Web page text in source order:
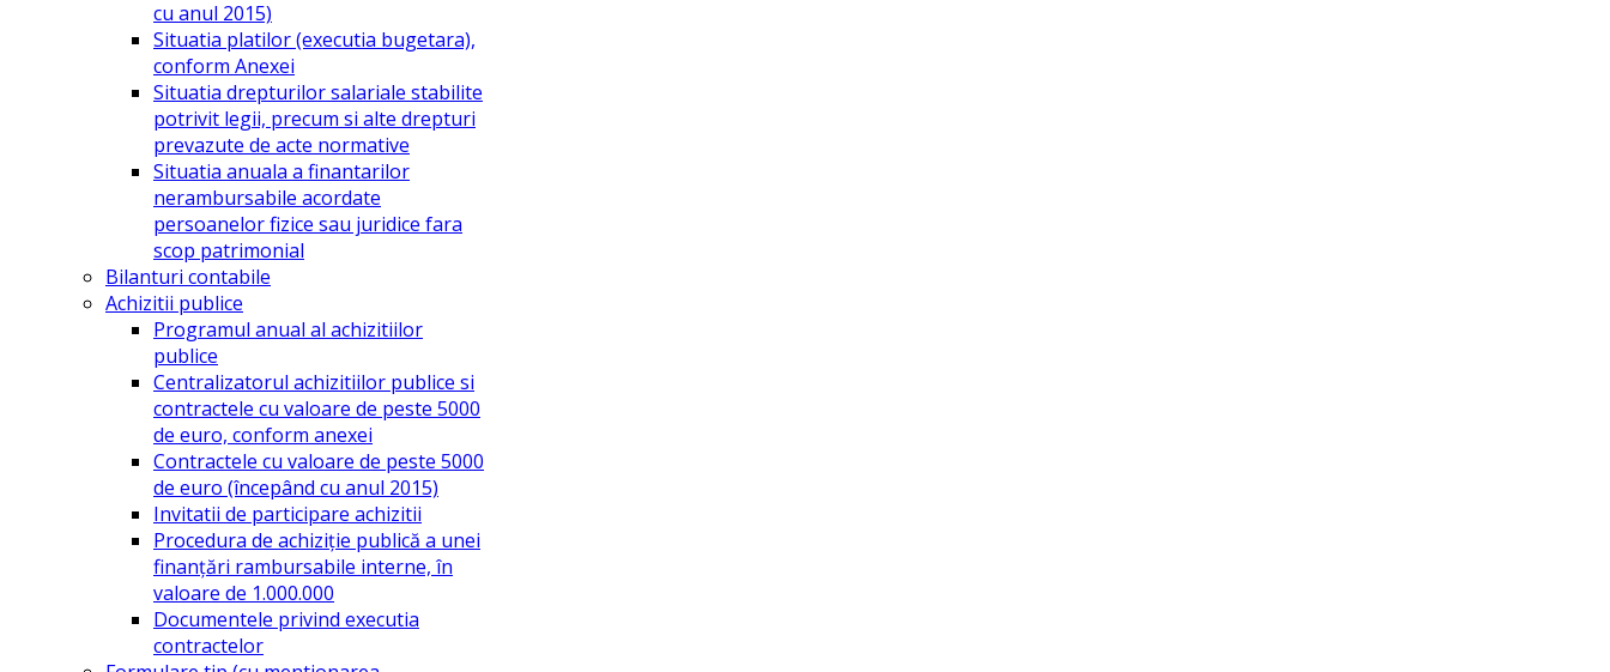
cu anul 2015)
Situatia platilor (executia bugetara),
conform Anexei
Situatia drepturilor salariale stabilite
potrivit legii, precum si alte drepturi
prevazute de acte normative
Situatia anuala a finantarilor
nerambursabile acordate
persoanelor fizice sau juridice fara
scop patrimonial
Bilanturi contabile
Achizitii publice
Programul anual al achizitiilor
publice
Centralizatorul achizitiilor publice si
contractele cu valoare de peste 5000
de euro, conform anexei
Contractele cu valoare de peste 5000
de euro (începând cu anul 2015)
Invitatii de participare achizitii
Procedura de achiziție publică a unei
finanțări rambursabile interne, în
valoare de 1.000.000
Documentele privind executia
contractelor